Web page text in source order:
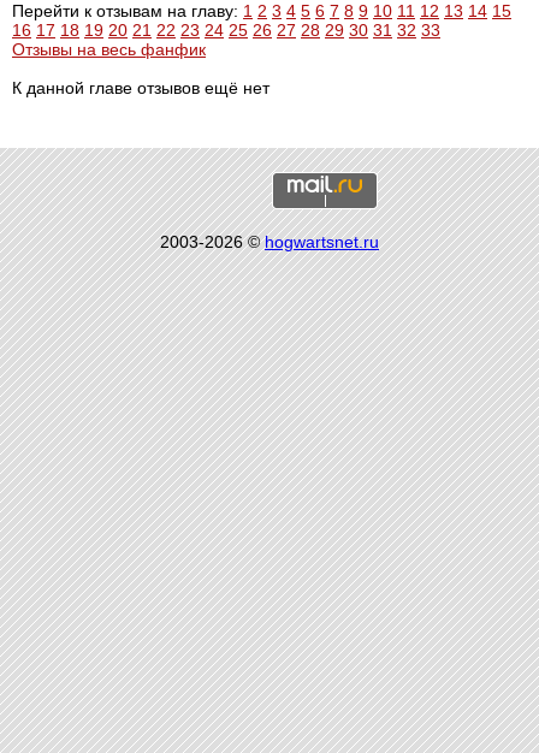
Перейти к отзывам на главу: 1 2 3 4 5 6 7 8 9 10 11 12 13 14 15
16 17 18 19 20 21 22 23 24 25 26 27 28 29 30 31 32 33
Отзывы на весь фанфик
К данной главе отзывов ещё нет
2003-2026 ©hogwartsnet.ru